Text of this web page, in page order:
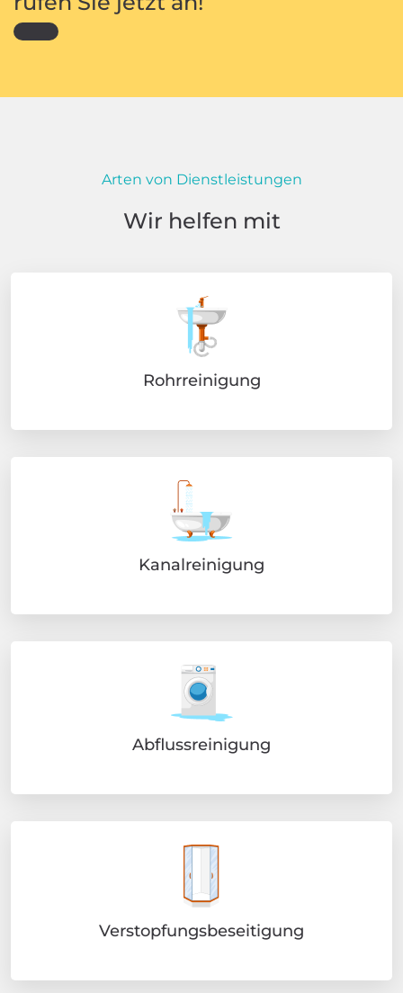
Arten von Dienstleistungen
Wir helfen mit
Rohrreinigung
Kanalreinigung
Abflussreinigung
Verstopfungsbeseitigung